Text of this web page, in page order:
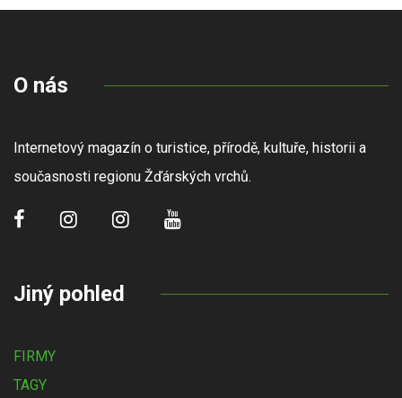
O nás
Internetový magazín o turistice, přírodě, kultuře, historii a
současnosti regionu Žďárských vrchů.
Jiný pohled
FIRMY
TAGY